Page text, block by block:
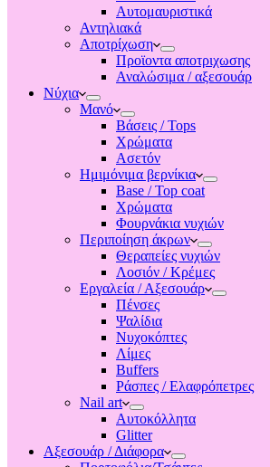
Αυτομαυριστικά
Αντηλιακά
Αποτρίχωση
Προϊοντα αποτριχωσης
Αναλώσιμα / αξεσουάρ
Νύχια
Μανό
Βάσεις / Tops
Χρώματα
Ασετόν
Ημιμόνιμα βερνίκια
Base / Top coat
Χρώματα
Φουρνάκια νυχιών
Περιποίηση άκρων
Θεραπείες νυχιών
Λοσιόν / Κρέμες
Εργαλεία / Αξεσουάρ
Πένσες
Ψαλίδια
Νυχοκόπτες
Λίμες
Buffers
Ράσπες / Ελαφρόπετρες
Nail art
Αυτοκόλλητα
Glitter
Αξεσουάρ / Διάφορα